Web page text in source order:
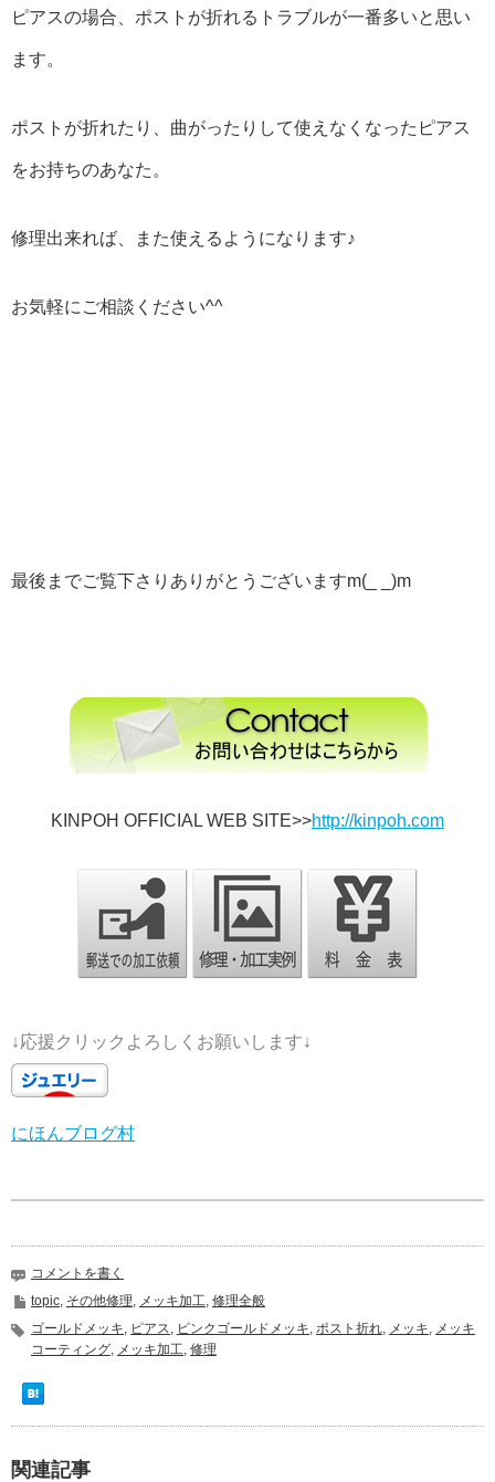
ピアスの場合、ポストが折れるトラブルが一番多いと思い
ます。
ポストが折れたり、曲がったりして使えなくなったピアス
をお持ちのあなた。
修理出来れば、また使えるようになります♪
お気軽にご相談ください^^
最後までご覧下さりありがとうございますm(_ _)m
KINPOH OFFICIAL WEB SITE>>http://kinpoh.com
↓応援クリックよろしくお願いします↓
にほんブログ村
コメントを書く
topic, その他修理, メッキ加工, 修理全般
ゴールドメッキ, ピアス, ピンクゴールドメッキ, ポスト折れ, メッキ, メッキ
コーティング, メッキ加工, 修理
関連記事